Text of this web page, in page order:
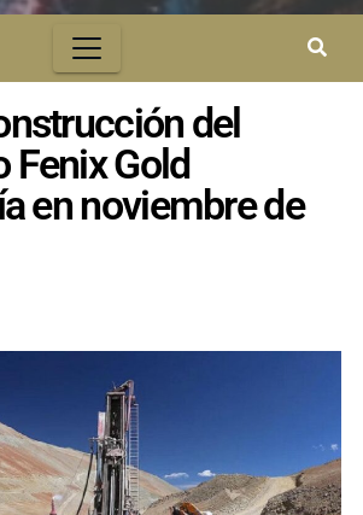
del
Fenix Gold
en noviembre de